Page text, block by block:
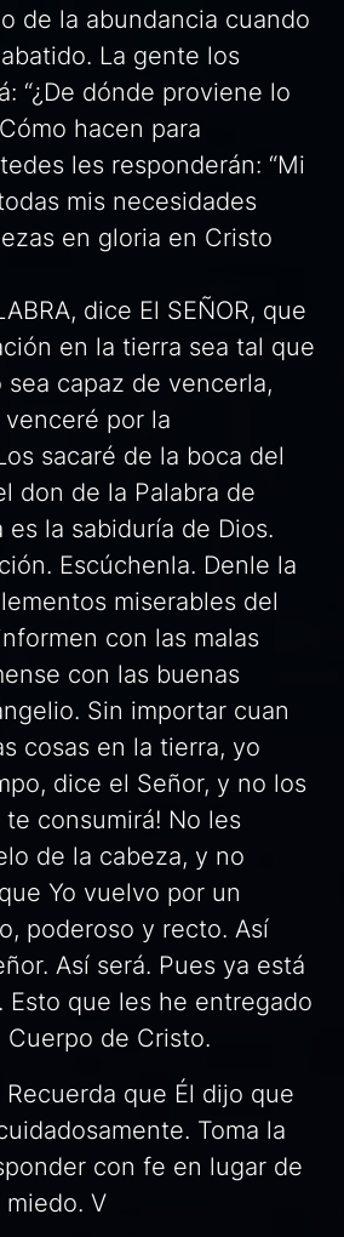
de la abundancia cuando
La gente los
“¿De dónde proviene lo
hacen para
les responderán: “Mi
mis necesidades
en gloria en Cristo
dice El SEÑOR, que
en la tierra sea tal que
capaz de vencerla,
por la
sacaré de la boca del
don de la Palabra de
es la sabiduría de Dios.
Escúchenla. Denle la
miserables del
con las malas
con las buenas
Sin importar cuan
cosas en la tierra, yo
dice el Señor, y no los
te consumirá! No les
de la cabeza, y no
Yo vuelvo por un
poderoso y recto. Así
Así será. Pues ya está
Esto que les he entregado
de Cristo.
que Él dijo que
Toma la
con fe en lugar de
V